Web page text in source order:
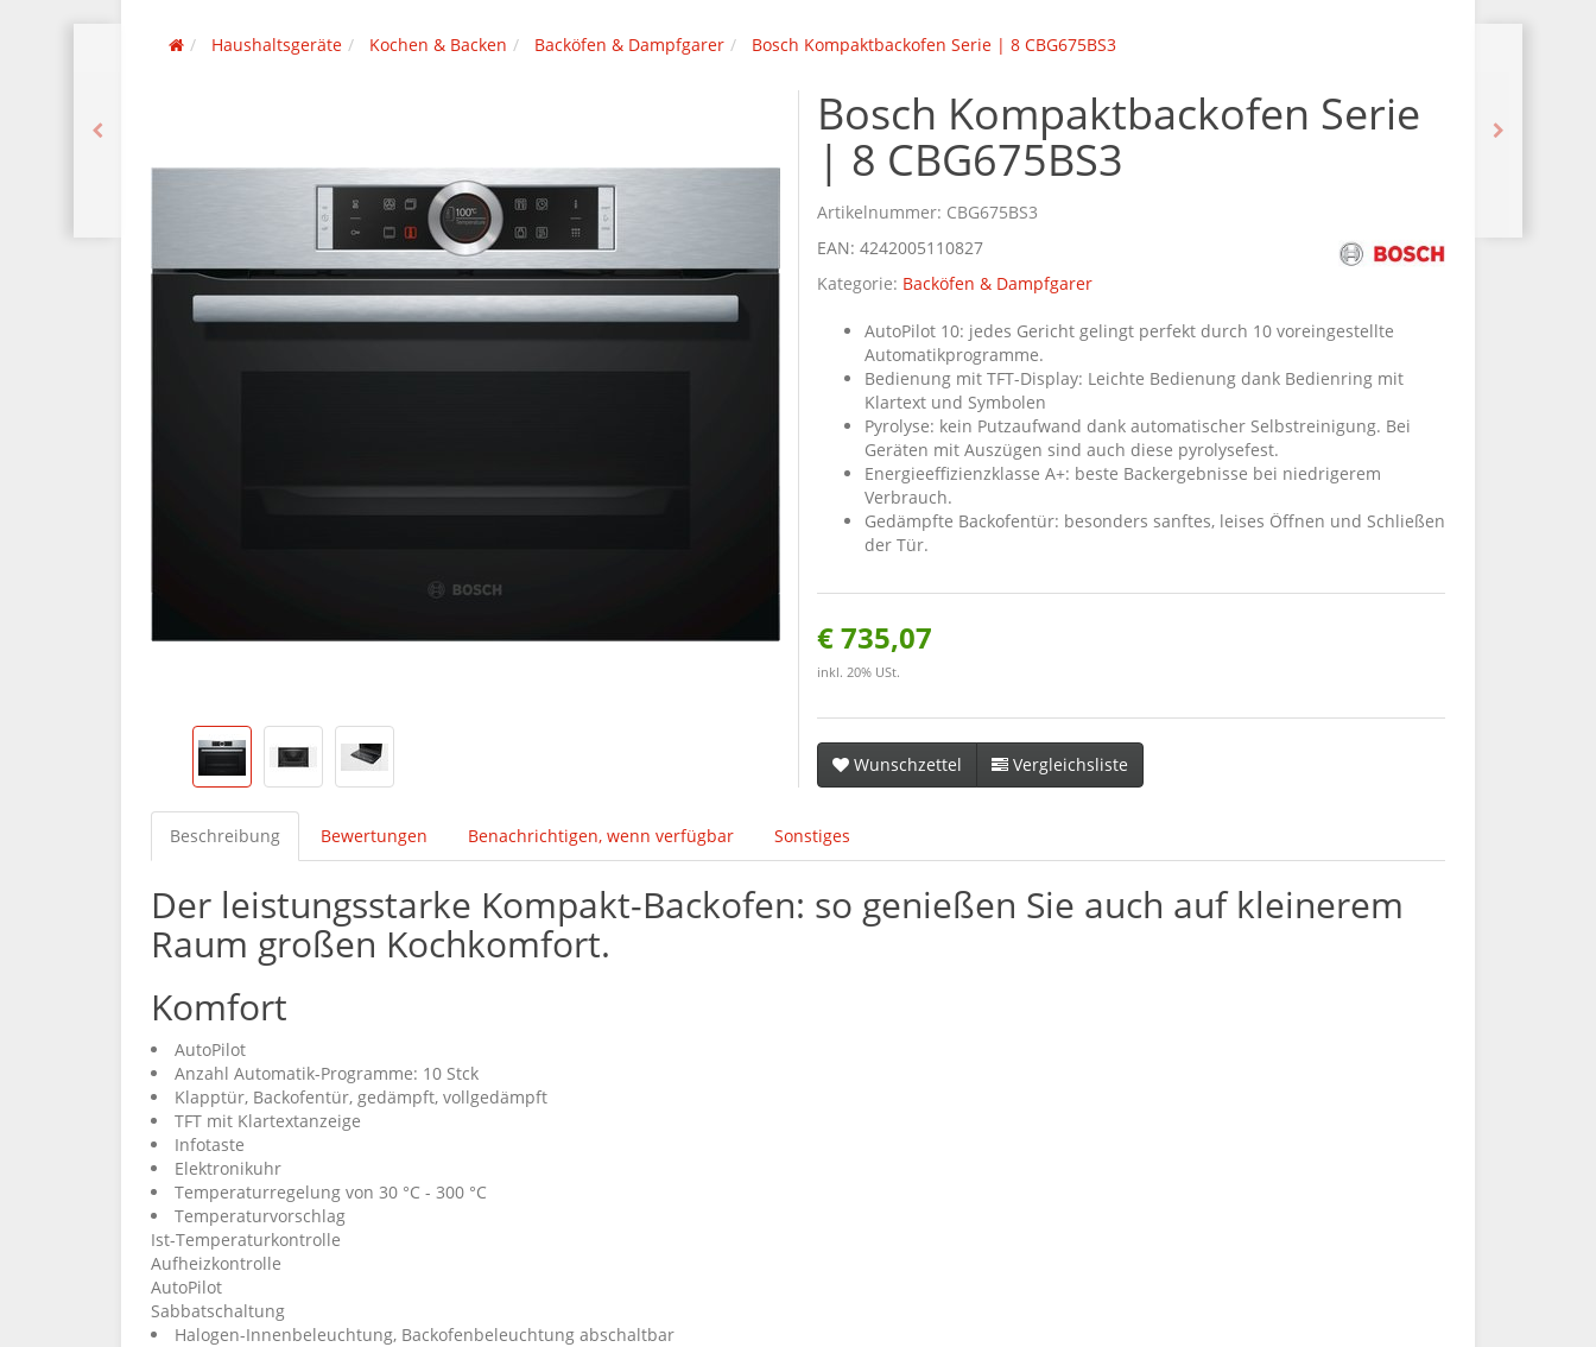
Haushaltsgeräte Kochen & Backen Backöfen & Dampfgarer Bosch Kompaktbackofen Serie | 8 CBG675BS3
Bosch Kompaktbackofen Serie
| 8 CBG675BS3
Artikelnummer: CBG675BS3
EAN: 4242005110827
Kategorie: Backöfen & Dampfgarer
AutoPilot 10: jedes Gericht gelingt perfekt durch 10 voreingestellte
Automatikprogramme.
Bedienung mit TFT-Display: Leichte Bedienung dank Bedienring mit
Klartext und Symbolen
Pyrolyse: kein Putzaufwand dank automatischer Selbstreinigung. Bei
Geräten mit Auszügen sind auch diese pyrolysefest.
Energieeffizienzklasse A+: beste Backergebnisse bei niedrigerem
Verbrauch.
Gedämpfte Backofentür: besonders sanftes, leises Öffnen und Schließen
der Tür.
€ 735,07
inkl. 20% USt.
Wunschzettel Vergleichsliste
Beschreibung Bewertungen Benachrichtigen, wenn verfügbar Sonstiges
Der leistungsstarke Kompakt-Backofen: so genießen Sie auch auf kleinerem
Raum großen Kochkomfort.
Komfort
AutoPilot
Anzahl Automatik-Programme: 10 Stck
Klapptür, Backofentür, gedämpft, vollgedämpft
TFT mit Klartextanzeige
Infotaste
Elektronikuhr
Temperaturregelung von 30 °C - 300 °C
Temperaturvorschlag
Ist-Temperaturkontrolle
Aufheizkontrolle
AutoPilot
Sabbatschaltung
Halogen-Innenbeleuchtung, Backofenbeleuchtung abschaltbar